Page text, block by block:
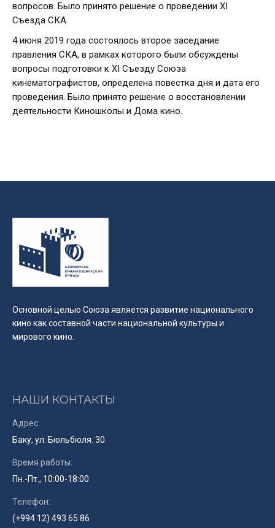
вопросов. Было принято решение о проведении XI
Съезда СКА.
4 июня 2019 года состоялось второе заседание
правления СКА, в рамках которого были обсуждены
вопросы подготовки к XI Съезду Союза
кинематографистов, определена повестка дня и дата его
проведения. Было принято решение о восстановлении
деятельности Киношколы и Дома кино.
Основной целью Союза является развитие национального
кино как составной части национальной культуры и
мирового кино.
НАШИ КОНТАКТЫ
Адрес:
Баку, ул. Бюльбюля. 30.
Время работы:
Пн.-Пт., 10:00-18:00
Телефон:
(+994 12) 493 65 86